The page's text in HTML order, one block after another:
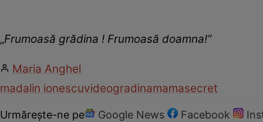
„Frumoasă grădina ! Frumoasă doamna!”
Maria Anghel
madalin ionescuvideogradinamamasecret
Urmărește-ne pe Google News Facebook